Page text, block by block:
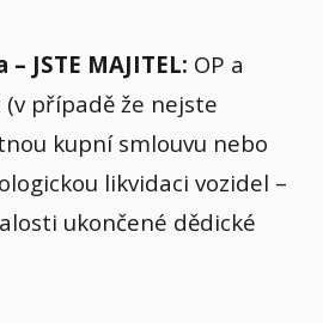
JSTE MAJITEL: OP a
případě že nejste
kupní smlouvu nebo
likvidaci vozidel –
ukončené dědické